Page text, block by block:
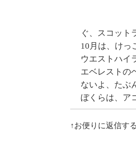
ぐ、スコット
10月は、けっ
ウエストハイ
エベレストの
ないよ、たぶ
ぼくらは、ア
↑お便りに返信す